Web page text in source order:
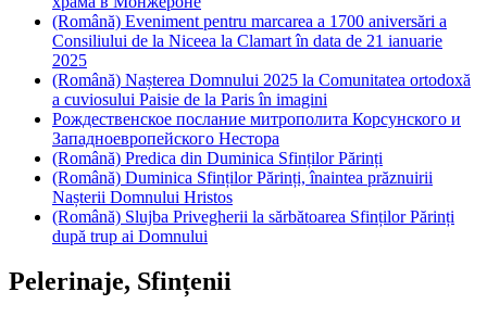
(Română) Eveniment pentru marcarea a 1700 aniversări a
Consiliului de la Niceea la Clamart în data de 21 ianuarie
2025
(Română) Nașterea Domnului 2025 la Comunitatea ortodoxă
a cuviosului Paisie de la Paris în imagini
Рождественское послание митрополита Корсунского и
Западноевропейского Нестора
(Română) Predica din Duminica Sfinților Părinți
(Română) Duminica Sfinților Părinți, înaintea prăznuirii
Nașterii Domnului Hristos
(Română) Slujba Privegherii la sărbătoarea Sfinților Părinți
după trup ai Domnului
Pelerinaje, Sfințenii